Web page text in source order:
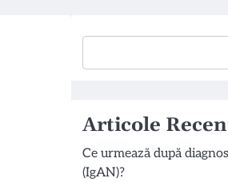
Articole
Ce urmează după
(IgAN)?